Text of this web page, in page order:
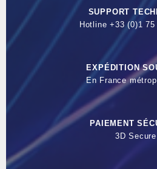
SUPPORT
Hotline +33 (0)1
EXPÉDITION
En France
PAIEMENT
3D Secure